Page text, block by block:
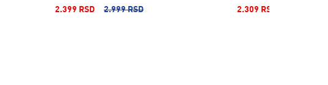
2.399 RSD 2.999 RSD 2.309 RSD